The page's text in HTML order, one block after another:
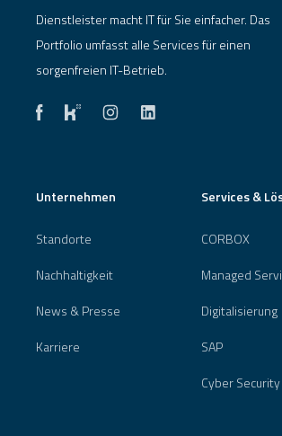
Dienstleister macht IT für Sie einfacher. Das
Portfolio umfasst alle Services für einen
sorgenfreien IT-Betrieb.
Unternehmen
Standorte
Nachhaltigkeit
News & Presse
Karriere
Services &
CORBOX
Managed
Digitalisierung
SAP
Cyber Security